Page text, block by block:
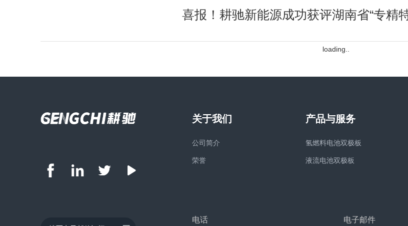
喜报！耕驰新能源成功获评湖南省“专精
loading..
关于我们
公司简介
荣誉
产品与服务
氢燃料电池双极板
液流电池双极板
电话 电子邮件